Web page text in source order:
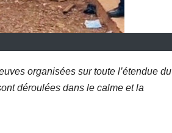
organisées sur toute l’étendue du
déroulées dans le calme et la